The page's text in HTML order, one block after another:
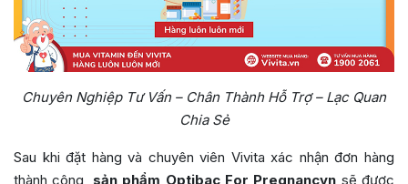
Chuyên Nghiệp Tư Vấn – Chân Thành Hỗ Trợ – Lạc Quan
Chia Sẻ
Sau khi đặt hàng và chuyên viên Vivita xác nhận đơn hàng
thành công, sản phẩm Optibac For Pregnancyn sẽ được